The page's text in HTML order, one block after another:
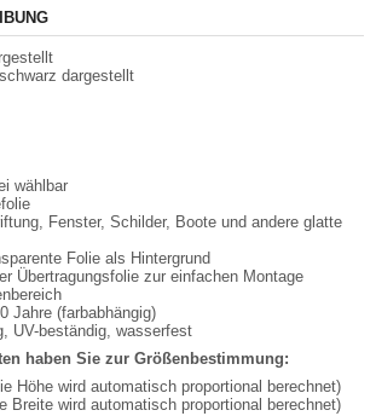
dargestellt
wählbar
Fenster, Schilder, Boote und andere glatte
Folie als Hintergrund
Übertragungsfolie zur einfachen Montage
Jahre (farbabhängig)
UV-beständig, wasserfest
haben Sie zur Größenbestimmung:
Höhe wird automatisch proportional berechnet)
Breite wird automatisch proportional berechnet)